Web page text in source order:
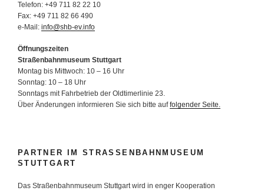
Telefon: +49 711 82 22 10
Fax: +49 711 82 66 490
e-Mail: info@shb-ev.info
Öffnungszeiten
Straßenbahnmuseum Stuttgart
Montag bis Mittwoch: 10 – 16 Uhr
Sonntag: 10 – 18 Uhr
Sonntags mit Fahrbetrieb der Oldtimerlinie 23.
Über Änderungen informieren Sie sich bitte auffolgender Seite.
PARTNER IM STRASSENBAHNMUSEUM S
TUTTGART
Das Straßenbahnmuseum Stuttgart wird in enger Kooperation